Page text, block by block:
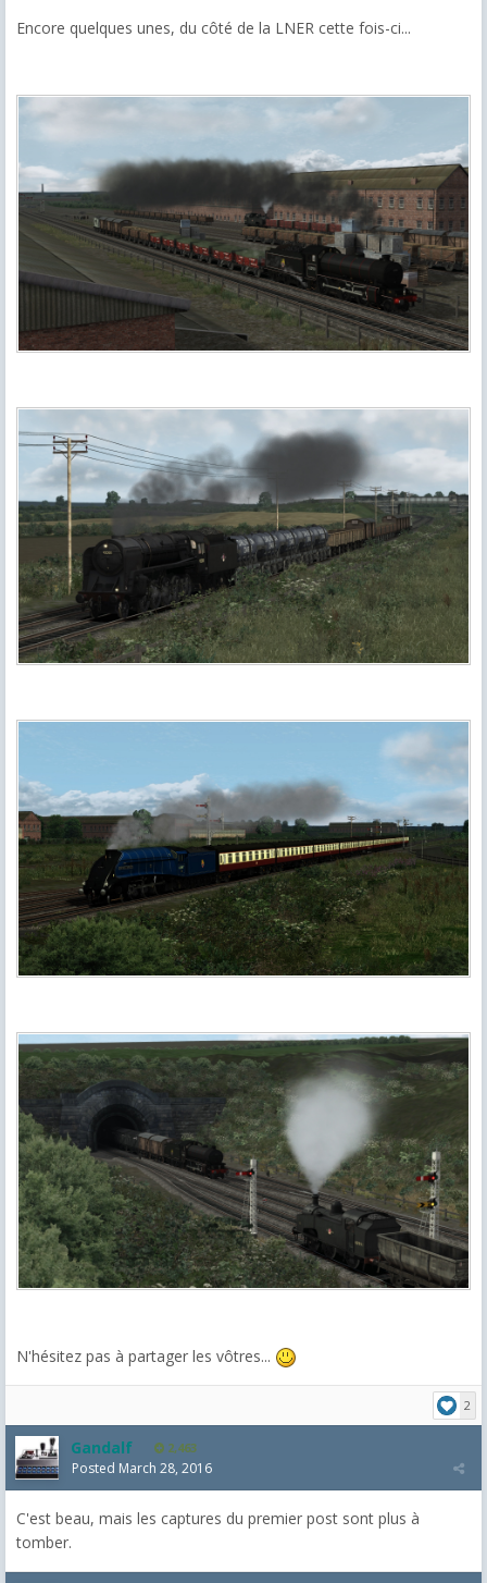
Encore quelques unes, du côté de la LNER cette fois-ci...
N'hésitez pas à partager les vôtres...
2
Gandalf 2,463
Posted March 28, 2016
C'est beau, mais les captures du premier post sont plus à
tomber.